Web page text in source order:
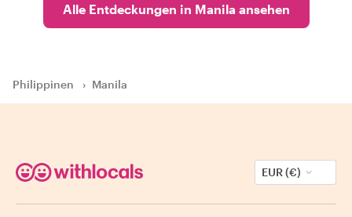
Alle Entdeckungen in Manila ansehen
Philippinen › Manila
EUR (€)